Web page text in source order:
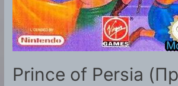
Prince of Persia